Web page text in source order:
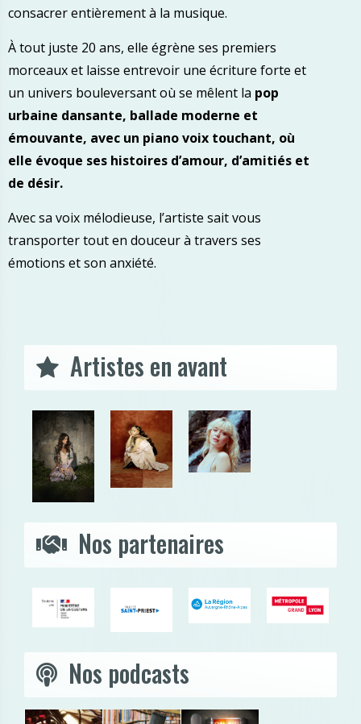
consacrer entièrement à la musique.
À tout juste 20 ans, elle égrène ses premiers
morceaux et laisse entrevoir une écriture forte et
un univers bouleversant où se mêlent la pop
urbaine dansante, ballade moderne et
émouvante, avec un piano voix touchant, où
elle évoque ses histoires d’amour, d’amitiés et
de désir.
Avec sa voix mélodieuse, l’artiste sait vous
transporter tout en douceur à travers ses
émotions et son anxiété.
Artistes en avant
Nos partenaires
Nos podcasts